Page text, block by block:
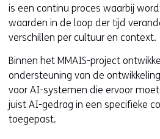
is een continu proces waarbij
waarden in de loop der tijd
verschillen per cultuur en context.
Binnen het MMAIS-project
ondersteuning van de
voor AI-systemen die ervoor
juist AI-gedrag in een specifieke
toegepast.